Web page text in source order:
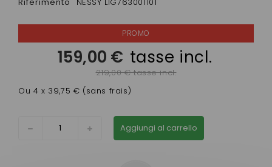
159,00 € tasse incl.
219,00 € tasse incl.
Ou 4 x 39,75 € (sans frais)
Aggiungi al carrello